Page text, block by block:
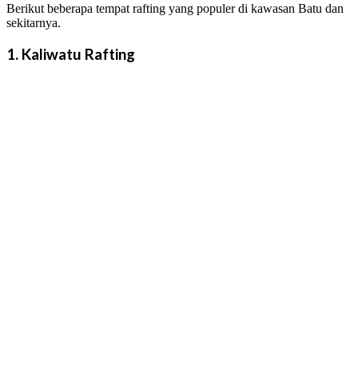
Berikut beberapa tempat rafting yang populer di kawasan Batu dan
sekitarnya.
1. Kaliwatu Rafting